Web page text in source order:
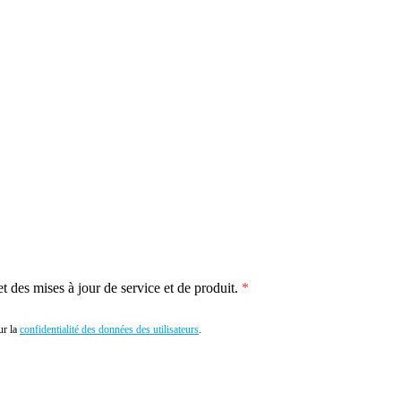
des mises à jour de service et de produit.
la confidentialité des données des utilisateurs.